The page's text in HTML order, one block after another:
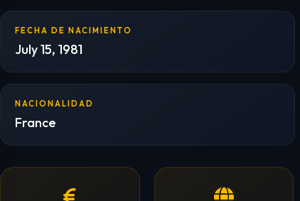
FECHA DE NACIMIENTO
July 15, 1981
NACIONALIDAD
France